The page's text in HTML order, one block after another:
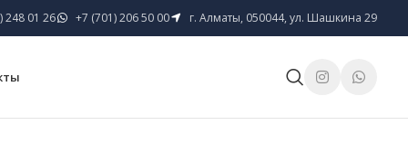
248 01 26 +7 (701) 206 50 00 г. Алматы, 050044, ул. Шашкина 29